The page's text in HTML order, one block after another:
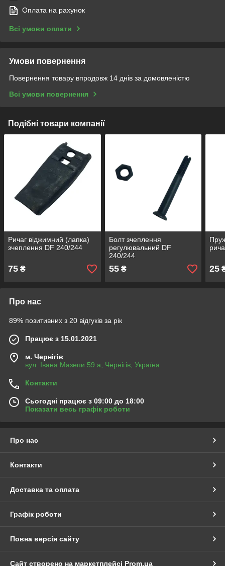
Оплата на рахунок
Всі умови оплати
Умови повернення
Повернення товару впродовж 14 днів за домовленістю
Всі умови повернення
Подібні товари компанії
Ричаг віджимний (лапка)
зчеплення DF 240/244
75 ₴
Болт зчеплення
регулювальний DF
240/244
55₴ 25
Про нас
89% позитивних з 20 відгуків за рік
Працює з 15.01.2021
м. Чернігів
вул. Івана Мазепи 59 а, Чернігів, Україна
Контакти
Сьогодні працює з 09:00 до 18:00
Показати весь графік роботи
Про нас
Контакти
Доставка та оплата
Графік роботи
Повна версія сайту
Сайт створено на маркетплейсі Prom.ua